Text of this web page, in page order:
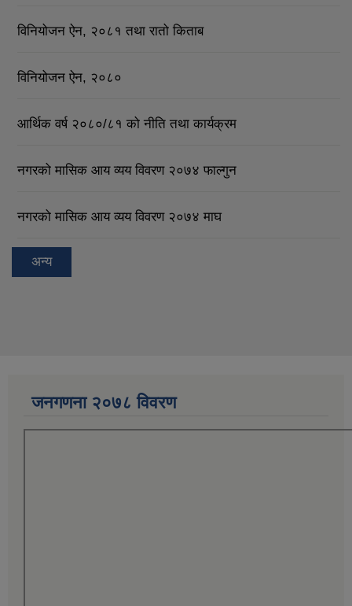
विनियोजन ऐन, २०८१ तथा रातो किताब
विनियोजन ऐन, २०८०
आर्थिक वर्ष २०८०/८१ को नीति तथा कार्यक्रम
नगरको मासिक आय व्यय विवरण २०७४ फाल्गुन
नगरको मासिक आय व्यय विवरण २०७४ माघ
अन्य
जनगणना २०७८ विवरण